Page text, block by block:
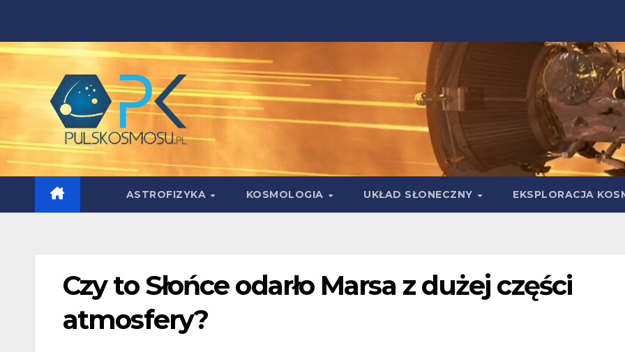
content
ASTROFIZYKA KOSMOLOGIA UKŁAD SŁONECZNY EKSPLORACJA
Czy to Słońce odarło Marsa z dużej części
atmosfery?